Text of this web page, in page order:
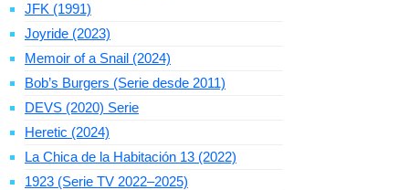
JFK (1991)
Joyride (2023)
Memoir of a Snail (2024)
Bob’s Burgers (Serie desde 2011)
DEVS (2020) Serie
Heretic (2024)
La Chica de la Habitación 13 (2022)
1923 (Serie TV 2022–2025)